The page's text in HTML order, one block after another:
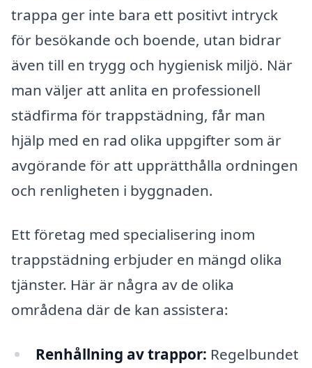
trappa ger inte bara ett positivt intryck
för besökande och boende, utan bidrar
även till en trygg och hygienisk miljö. När
man väljer att anlita en professionell
städfirma för trappstädning, får man
hjälp med en rad olika uppgifter som är
avgörande för att upprätthålla ordningen
och renligheten i byggnaden.
Ett företag med specialisering inom
trappstädning erbjuder en mängd olika
tjänster. Här är några av de olika
områdena där de kan assistera:
Renhållning av trappor: Regelbundet